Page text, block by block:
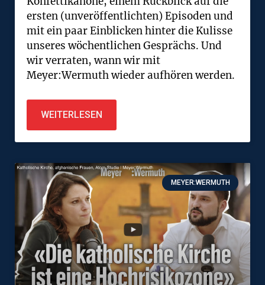
ersten (unveröffentlichten) Episoden und
mit ein paar Einblicken hinter die Kulisse
unseres wöchentlichen Gesprächs. Und
wir verraten, wann wir mit
Meyer:Wermuth wieder aufhören werden.
WEITERLESEN
MEYER:WERMUTH